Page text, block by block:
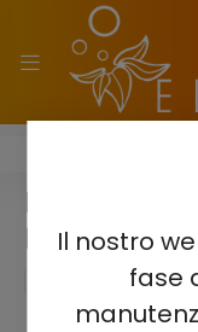
Il nostro
fase
ELF BAR
MANGO